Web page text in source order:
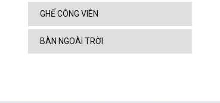
GHẾ CÔNG VIÊN
BÀN NGOÀI TRỜI